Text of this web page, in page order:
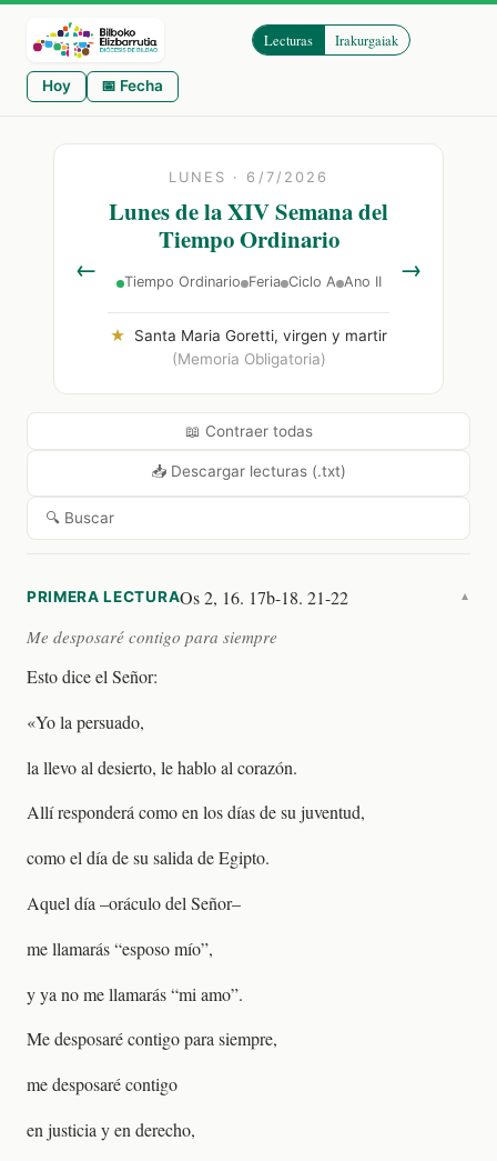
Lecturas Irakurgaiak
Hoy 📅 Fecha
← →
LUNES · 6/7/2026
Lunes de la XIV Semana del
Tiempo Ordinario
Tiempo Ordinario Feria Ciclo A Ano II
★
Santa Maria Goretti, virgen y martir
(Memoria Obligatoria)
📖 Contraer todas
📥 Descargar lecturas (.txt)
🔍 Buscar
PRIMERA LECTURAOs 2, 16. 17b-18. 21-22 ▼
Me desposaré contigo para siempre
Esto dice el Señor:
«Yo la persuado,
la llevo al desierto, le hablo al corazón.
Allí responderá como en los días de su juventud,
como el día de su salida de Egipto.
Aquel día –oráculo del Señor–
me llamarás “esposo mío”,
y ya no me llamarás “mi amo”.
Me desposaré contigo para siempre,
me desposaré contigo
en justicia y en derecho,